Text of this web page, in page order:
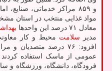
و ۸۵۹ مراکز خدماتی،
معادل ۷۱ درصد این واحدها
مدیر سلامت محیط و کار
افزود: ۷۶ درصد
عمومی از ماسک استفاده